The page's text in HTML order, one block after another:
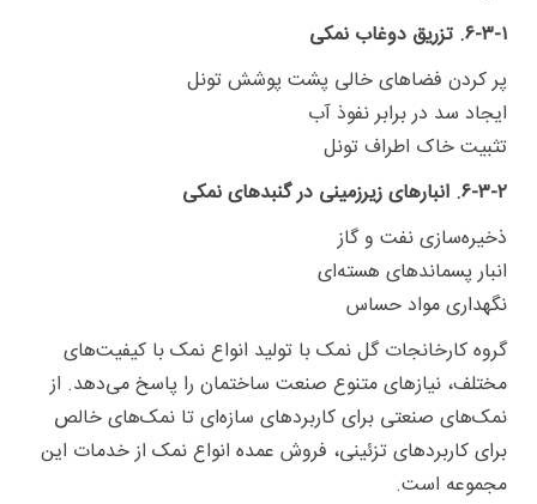
۶-۳-۱. تزریق دوغاب نمکی
پر کردن فضاهای خالی پشت پوشش تونل
ایجاد سد در برابر نفوذ آب
تثبیت خاک اطراف تونل
۶-۳-۲. انبارهای زیرزمینی در گنبدهای نمکی
ذخیره‌سازی نفت و گاز
انبار پسماندهای هسته‌ای
نگهداری مواد حساس
گروه کارخانجات گل نمک با تولید انواع نمک با کیفیت‌های
مختلف، نیازهای متنوع صنعت ساختمان را پاسخ می‌دهد. از
نمک‌های صنعتی برای کاربردهای سازه‌ای تا نمک‌های خالص
برای کاربردهای تزئینی، فروش عمده انواع نمک از خدمات این
مجموعه است.